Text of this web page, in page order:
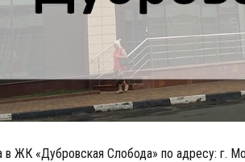
ЖК «Дубровская Слобода» по адресу: г.